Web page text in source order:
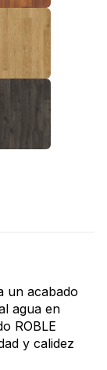
un acabado
agua en
ROBLE
y calidez